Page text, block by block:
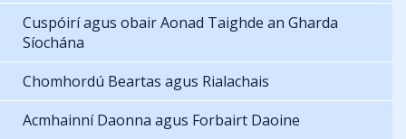
Cuspóirí agus obair Aonad Taighde an Gharda
Síochána
Chomhordú Beartas agus Rialachais
Acmhainní Daonna agus Forbairt Daoine